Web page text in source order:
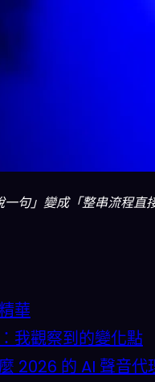
一句」變成「整串流程
華
我觀察到的變化點
2026 的 AI 聲音代